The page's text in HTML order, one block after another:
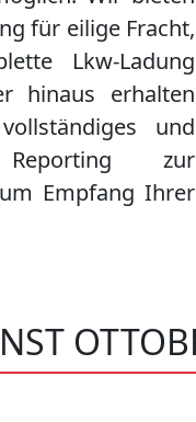
für eilige Fracht,
Lkw-Ladung
hinaus erhalten
und
Reporting zur
Empfang Ihrer